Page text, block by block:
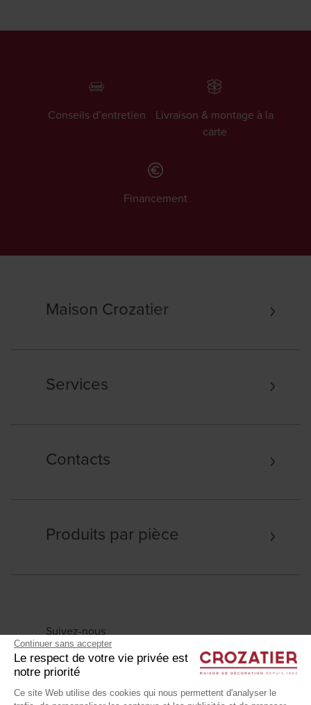
Conseils d’entretien
Livraison & montage à la
carte
Financement
Maison Crozatier
Services
Contacts
Produits par pièce
Suivez-nous
Continuer sans accepter
Le respect de votre vie privée est
notre priorité
Ce site Web utilise des cookies qui nous permettent d'analyser le